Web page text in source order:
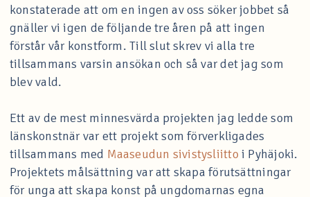
konstaterade att om en ingen av oss söker jobbet så
gnäller vi igen de följande tre åren på att ingen
förstår vår konstform. Till slut skrev vi alla tre
tillsammans varsin ansökan och så var det jag som
blev vald.
Ett av de mest minnesvärda projekten jag ledde som
länskonstnär var ett projekt som förverkligades
tillsammans med Maaseudun sivistysliitto i Pyhäjoki.
Projektets målsättning var att skapa förutsättningar
för unga att skapa konst på ungdomarnas egna